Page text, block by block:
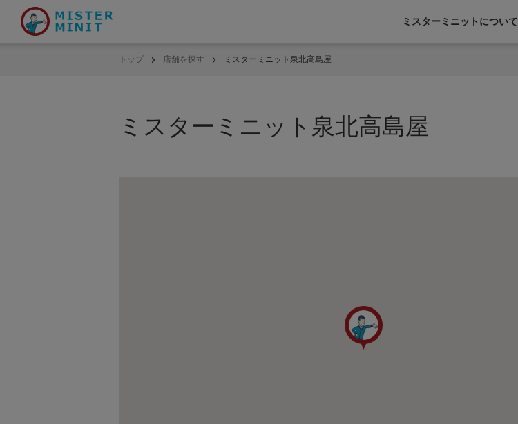
ミスターミニットについて
トップ 店舗を探す ミスターミニット泉北高島屋
ミスターミニット泉北高島屋